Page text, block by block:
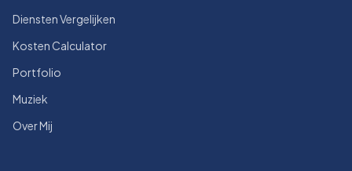
Diensten Vergelijken
Kosten Calculator
Portfolio
Muziek
Over Mij